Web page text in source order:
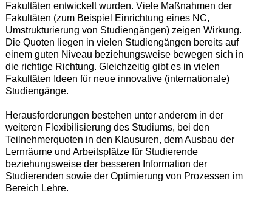
Fakultäten entwickelt wurden. Viele Maßnahmen der
Fakultäten (zum Beispiel Einrichtung eines NC,
Umstrukturierung von Studiengängen) zeigen Wirkung.
Die Quoten liegen in vielen Studiengängen bereits auf
einem guten Niveau beziehungsweise bewegen sich in
die richtige Richtung. Gleichzeitig gibt es in vielen
Fakultäten Ideen für neue innovative (internationale)
Studiengänge.
Herausforderungen bestehen unter anderem in der
weiteren Flexibilisierung des Studiums, bei den
Teilnehmerquoten in den Klausuren, dem Ausbau der
Lernräume und Arbeitsplätze für Studierende
beziehungsweise der besseren Information der
Studierenden sowie der Optimierung von Prozessen im
Bereich Lehre.